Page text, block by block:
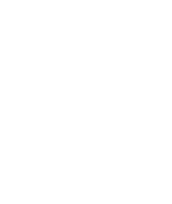
zum Warenkorb hinzufügen